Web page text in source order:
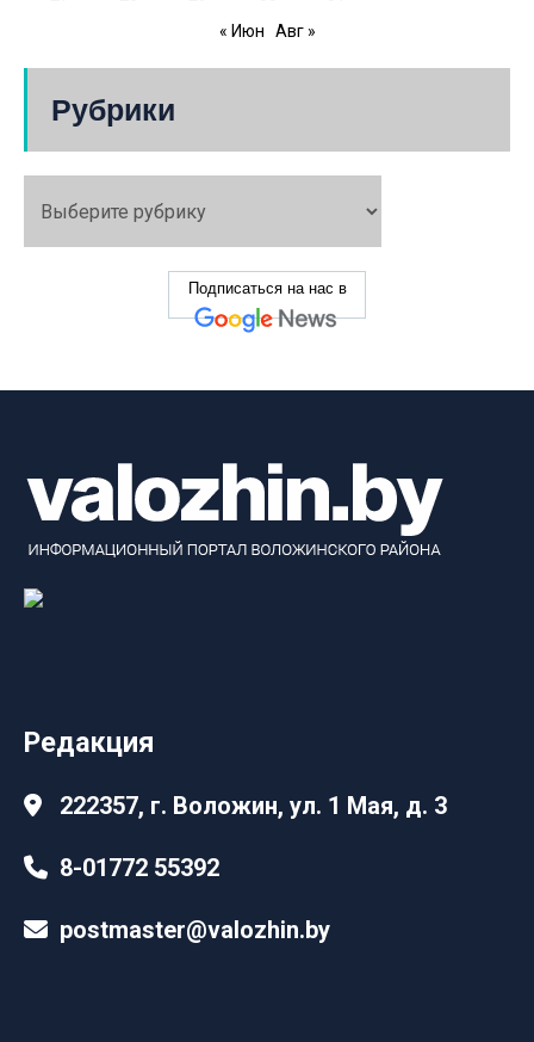
« Июн
Авг »
Рубрики
Подписаться на нас в
Редакция
222357, г. Воложин, ул. 1 Мая, д. 3
8-01772 55392
postmaster@valozhin.by